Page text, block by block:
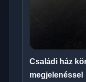
Családi ház
megjelenéssel